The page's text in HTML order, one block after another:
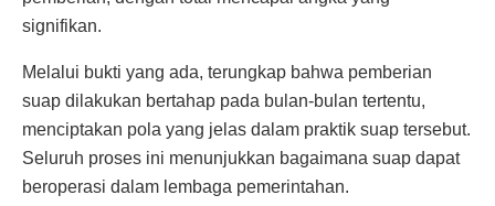
signifikan.
Melalui bukti yang ada, terungkap bahwa pemberian
suap dilakukan bertahap pada bulan-bulan tertentu,
menciptakan pola yang jelas dalam praktik suap tersebut.
Seluruh proses ini menunjukkan bagaimana suap dapat
beroperasi dalam lembaga pemerintahan.